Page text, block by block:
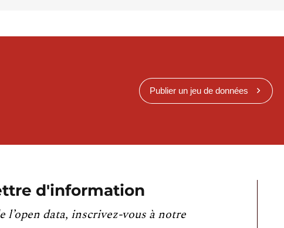
Publier un jeu de données
d'information
l’open data, inscrivez-vous à notre